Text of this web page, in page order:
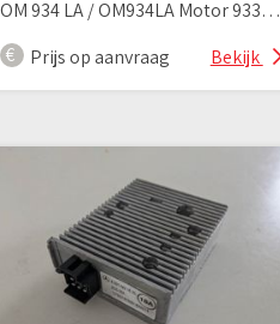
OM 934 LA / OM934LA Motor 933952 Euro 6
Prijs op aanvraag
Bekijk